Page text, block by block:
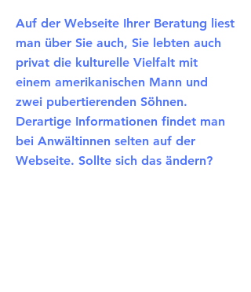
Auf der Webseite Ihrer Beratung liest
man über Sie auch, Sie lebten auch
privat die kulturelle Vielfalt mit
einem amerikanischen Mann und
zwei pubertierenden Söhnen.
Derartige Informationen findet man
bei Anwältinnen selten auf der
Webseite. Sollte sich das ändern?